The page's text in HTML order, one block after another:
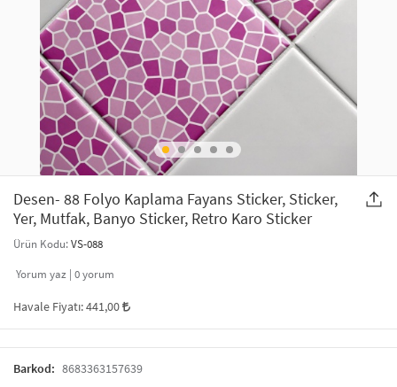
SAÇ AKSESUARLARI
GELİN / DÜĞÜN AKSESUARLARI
TELEFON ASKISI
MAKYAJ ÇANTASI
ŞAL VE FULAR
ODA KOKUSU VE MUM
PARTİ SÜSLERİ
YILBAŞI ÜRÜNLERİ
KULLAN AT TABAK BARDAK SETİ
Desen- 88 Folyo Kaplama Fayans Sticker, Sticker,
Yer, Mutfak, Banyo Sticker, Retro Karo Sticker
Ürün Kodu:VS-088
Yorum yaz | 0yorum
Havale Fiyatı:441,00
Barkod: 8683363157639